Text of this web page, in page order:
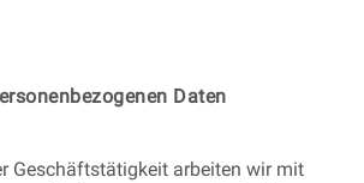
Daten
Geschäftstätigkeit arbeiten wir mit